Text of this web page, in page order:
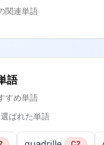
関連単語
語
すめ単語
ばれた単語